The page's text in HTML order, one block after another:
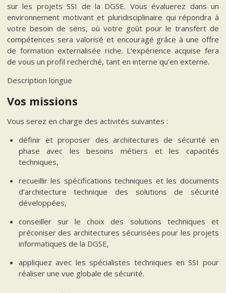
sur les projets SSI de la DGSE. Vous évaluerez dans un
environnement motivant et pluridisciplinaire qui répondra à
votre besoin de sens, où votre goût pour le transfert de
compétences sera valorisé et encouragé grâce à une offre
de formation externalisée riche. L’expérience acquise fera
de vous un profil recherché, tant en interne qu’en externe.
Description longue
Vos missions
Vous serez en charge des activités suivantes :
définir et proposer des architectures de sécurité en
phase avec les besoins métiers et les capacités
techniques,
recueillir les spécifications techniques et les documents
d’architecture technique des solutions de sécurité
développées,
conseiller sur le choix des solutions techniques et
préconiser des architectures sécurisées pour les projets
informatiques de la DGSE,
appliquez avec les spécialistes techniques en SSI pour
réaliser une vue globale de sécurité.